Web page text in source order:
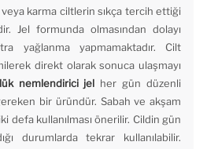
karma ciltlerin sıkça tercih ettiği
Jel formunda olmasından dolayı
yağlanma yapmamaktadır. Cilt
direkt olarak sonuca ulaşmayı
nemlendirici jel her gün düzenli
bir üründür. Sabah ve akşam
defa kullanılması önerilir. Cildin gün
durumlarda tekrar kullanılabilir.